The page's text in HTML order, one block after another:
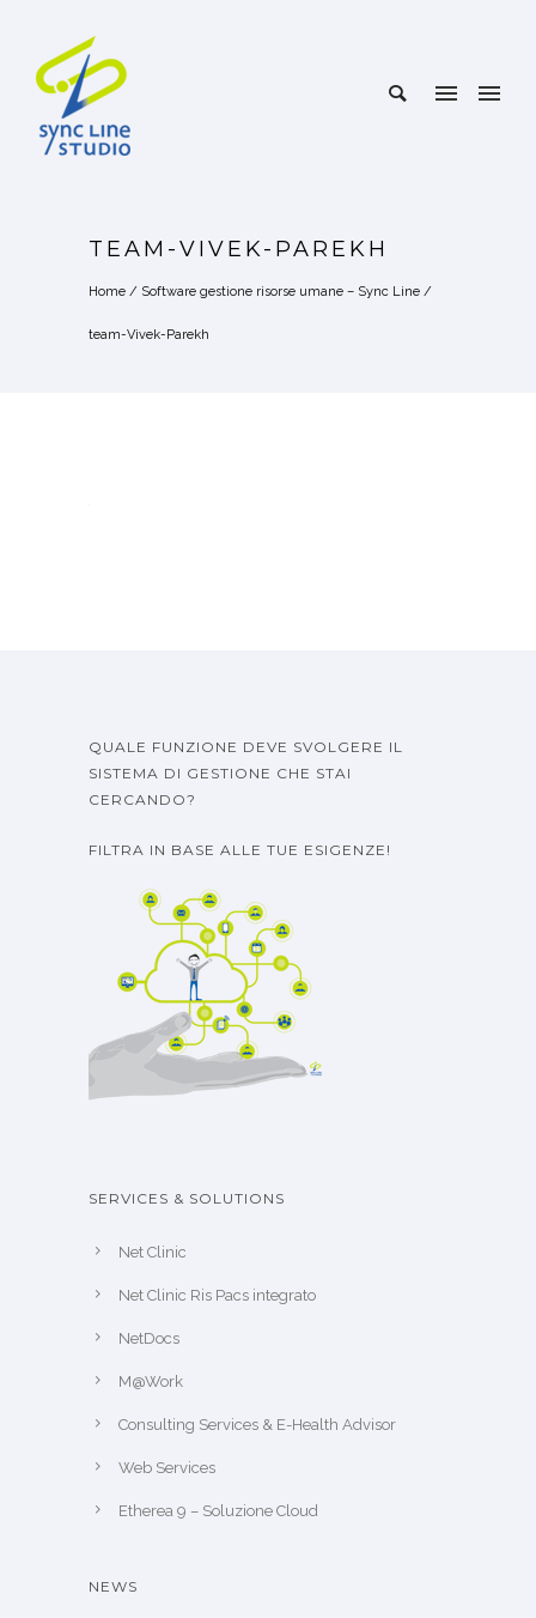
TEAM-VIVEK-PAREKH
Home / Software gestione risorse umane – Sync Line /
team-Vivek-Parekh
QUALE FUNZIONE DEVE SVOLGERE IL
SISTEMA DI GESTIONE CHE STAI
CERCANDO?
FILTRA IN BASE ALLE TUE ESIGENZE!
SERVICES & SOLUTIONS
Net Clinic
Net Clinic Ris Pacs integrato
NetDocs
M@Work
Consulting Services & E-Health Advisor
Web Services
Etherea 9 – Soluzione Cloud
NEWS